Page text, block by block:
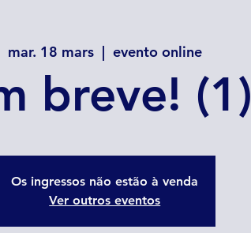
mar. 18 mars
  |
evento online
breve! (1)
Os ingressos não estão à venda
Ver outros eventos